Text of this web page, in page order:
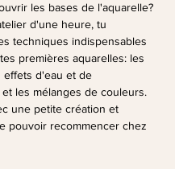
les bases de l'aquarelle?
d'une heure, tu
techniques indispensables
premières aquarelles: les
effets d'eau et de
les mélanges de couleurs.
une petite création et
pouvoir recommencer chez